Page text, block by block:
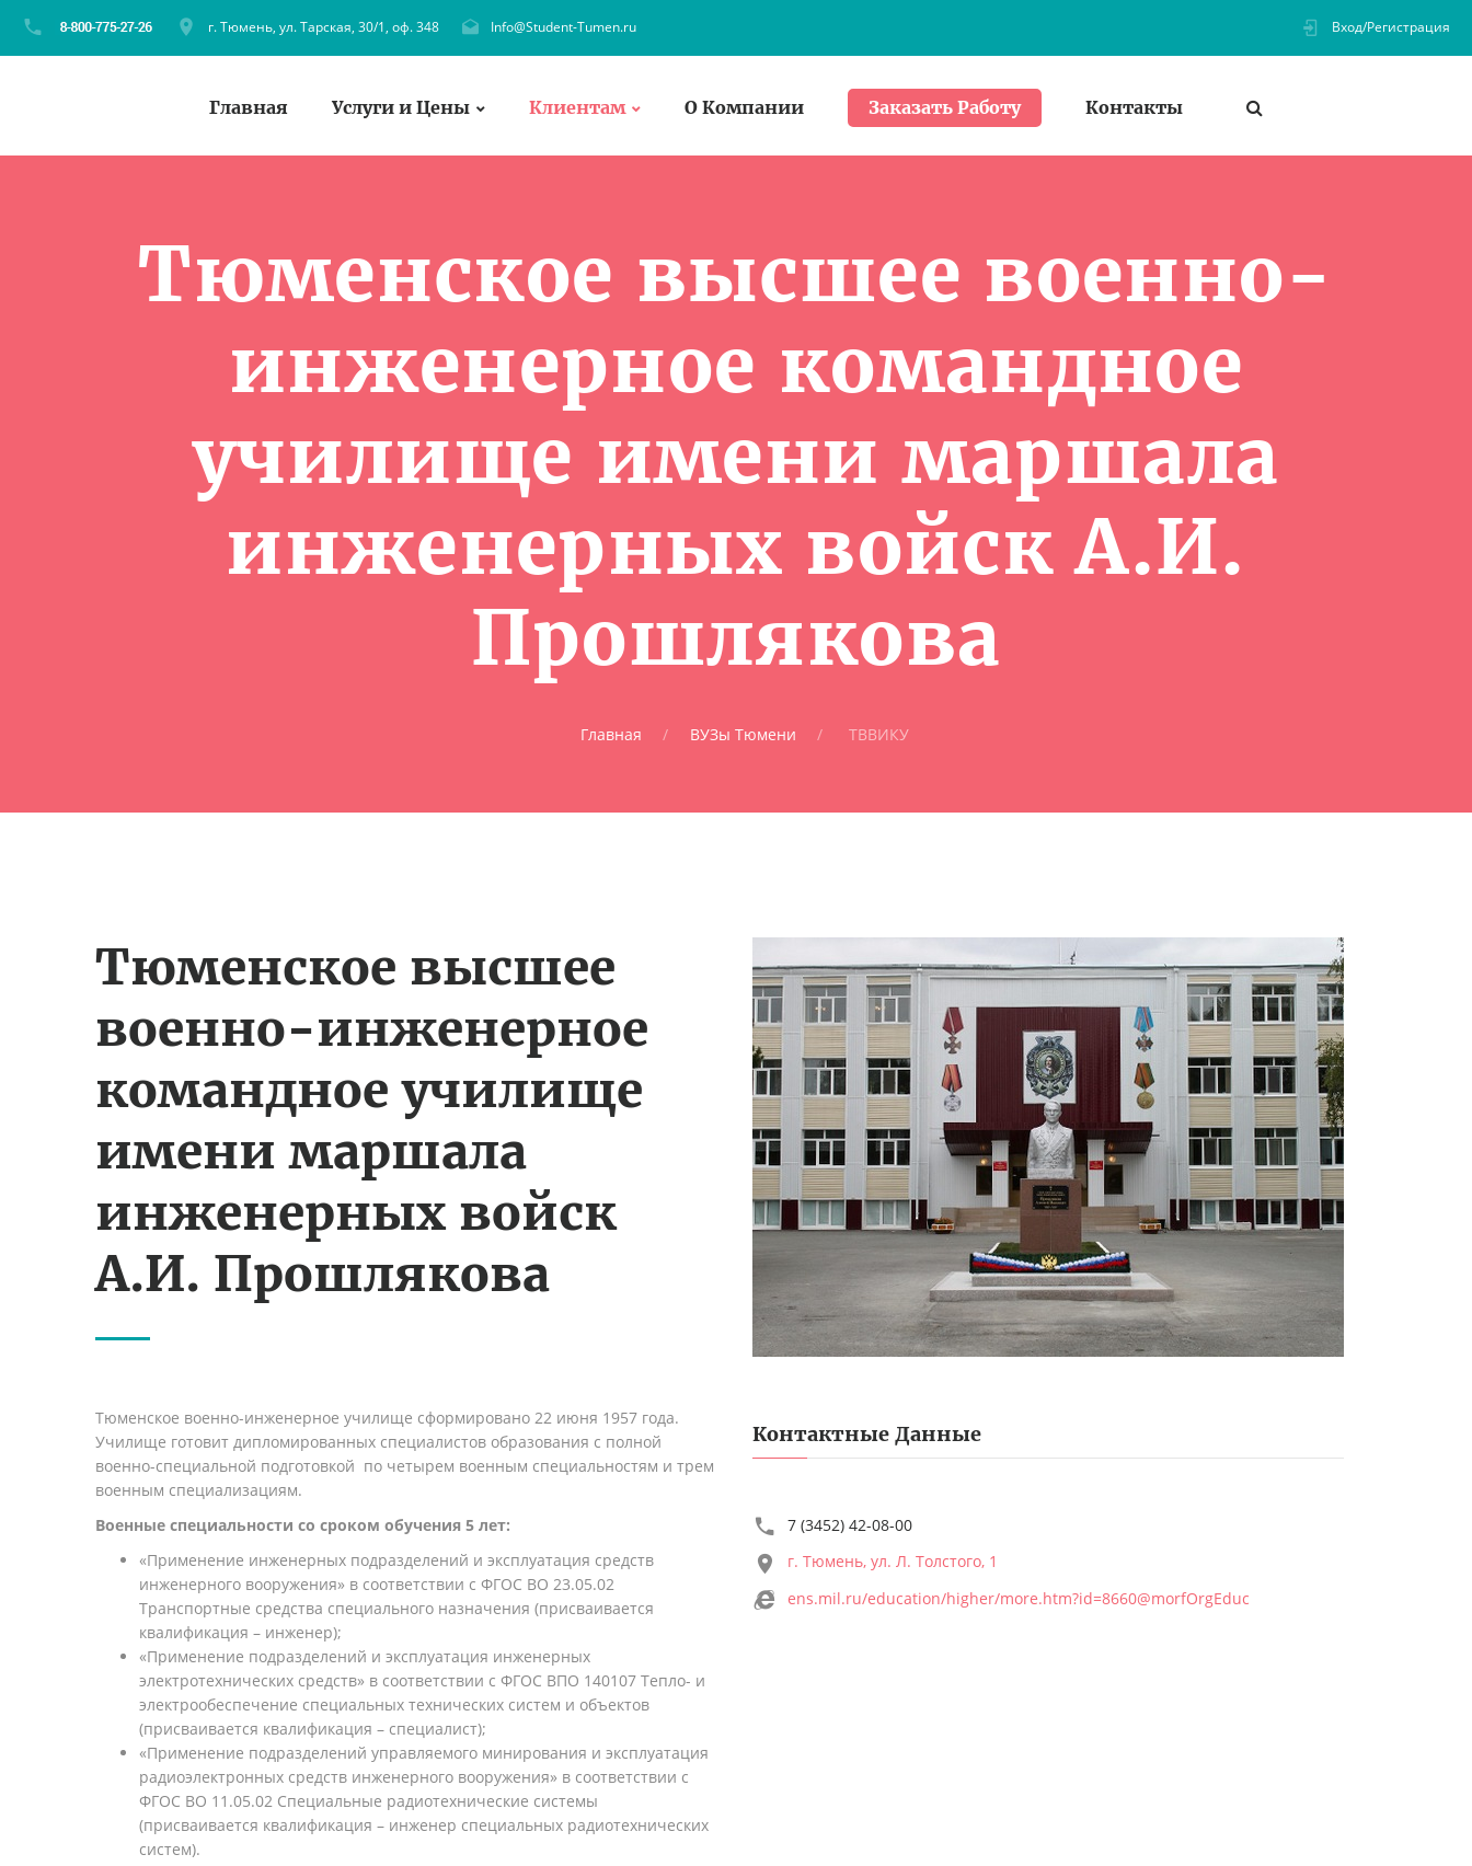
г. Тюмень, ул. Тарская, 30/1, оф. 348 Info@Student-Tumen.ru Вход/Регистрация
Главная Услуги и Цены Клиентам О Компании Заказать Работу Контакты
Тюменское высшее военно-
инженерное командное
училище имени маршала
инженерных войск А.И.
Прошлякова
Главная ВУЗы Тюмени ТВВИКУ
Тюменское высшее
военно-инженерное
командное училище
имени маршала
инженерных войск
А.И. Прошлякова
Тюменское военно-инженерное училище сформировано 22 июня 1957 года.
Училище готовит дипломированных специалистов образования с полной
военно-специальной подготовкой по четырем военным специальностям и трем
военным специализациям.
Военные специальности со сроком обучения 5 лет:
«Применение инженерных подразделений и эксплуатация средств
инженерного вооружения» в соответствии с ФГОС ВО 23.05.02
Транспортные средства специального назначения (присваивается
квалификация – инженер);
«Применение подразделений и эксплуатация инженерных
электротехнических средств» в соответствии с ФГОС ВПО 140107 Тепло- и
электрообеспечение специальных технических систем и объектов
(присваивается квалификация – специалист);
«Применение подразделений управляемого минирования и эксплуатация
радиоэлектронных средств инженерного вооружения» в соответствии с
ФГОС ВО 11.05.02 Специальные радиотехнические системы
(присваивается квалификация – инженер специальных радиотехнических
систем).
Контактные Данные
7 (3452) 42-08-00
г. Тюмень, ул. Л. Толстого, 1
ens.mil.ru/education/higher/more.htm?id=8660@morfOrgEduc